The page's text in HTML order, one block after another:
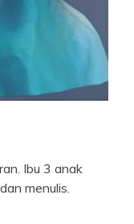
Ibu 3 anak
menulis.